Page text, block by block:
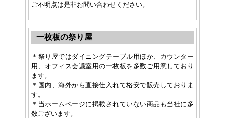
ご不明点は是非お問い合わせください。
一枚板の祭り屋
＊祭り屋ではダイニングテーブル用ほか、カウンター
用、オフィス会議室用の一枚板を多数ご用意しており
ます。
＊国内、海外から直接仕入れて格安で販売しておりま
す。
＊当ホームページに掲載されていない商品も当社に多
数ございます。